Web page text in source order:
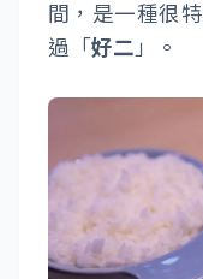
間，是一種很
過「好二 」。